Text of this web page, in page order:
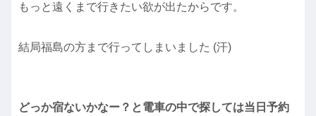
もっと遠くまで行きたい欲が出たからです。
結局福島の方まで行ってしまいました (汗)
どっか宿ないかなー？と電車の中で探しては当日予約